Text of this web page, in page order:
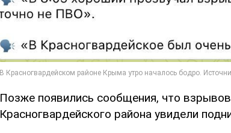
Позже появились сообщения, что
Красногвардейского района увидели